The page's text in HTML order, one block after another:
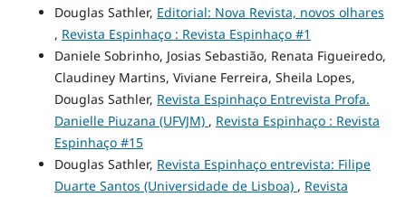
Douglas Sathler, Editorial: Nova Revista, novos olhares
, Revista Espinhaço : Revista Espinhaço #1
Daniele Sobrinho, Josias Sebastião, Renata Figueiredo,
Claudiney Martins, Viviane Ferreira, Sheila Lopes,
Douglas Sathler, Revista Espinhaço Entrevista Profa.
Danielle Piuzana (UFVJM) , Revista Espinhaço : Revista
Espinhaço #15
Douglas Sathler, Revista Espinhaço entrevista: Filipe
Duarte Santos (Universidade de Lisboa) , Revista